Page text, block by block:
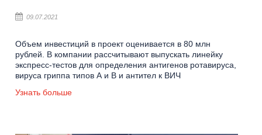
09.07.2021
Объем инвестиций в проект оценивается в 80 млн
рублей. В компании рассчитывают выпускать линейку
экспресс-тестов для определения антигенов ротавируса,
вируса гриппа типов А и В и антител к ВИЧ
Узнать больше